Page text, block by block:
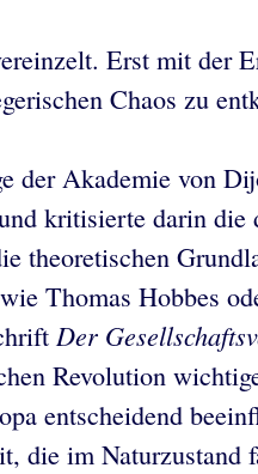
Erst mit der
Chaos zu
der Akademie von
kritisierte darin die
Thomas Hobbes
Der
Revolution
entscheidend
die im